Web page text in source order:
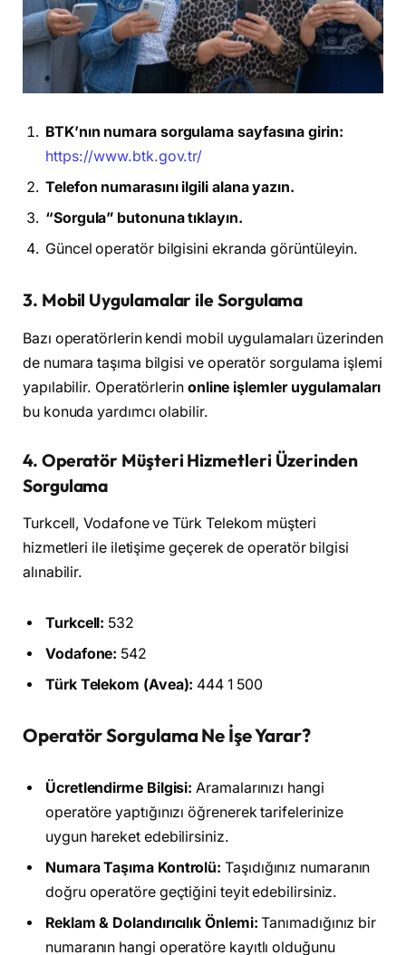
BTK’nın numara sorgulama sayfasına girin:
https://www.btk.gov.tr/
Telefon numarasını ilgili alana yazın.
“Sorgula” butonuna tıklayın.
Güncel operatör bilgisini ekranda görüntüleyin.
3. Mobil Uygulamalar ile Sorgulama
Bazı operatörlerin kendi mobil uygulamaları üzerinden
de numara taşıma bilgisi ve operatör sorgulama işlemi
yapılabilir. Operatörlerin online işlemler uygulamaları
bu konuda yardımcı olabilir.
4. Operatör Müşteri Hizmetleri Üzerinden
Sorgulama
Turkcell, Vodafone ve Türk Telekom müşteri
hizmetleri ile iletişime geçerek de operatör bilgisi
alınabilir.
Turkcell: 532
Vodafone: 542
Türk Telekom (Avea): 444 1 500
Operatör Sorgulama Ne İşe Yarar?
Ücretlendirme Bilgisi: Aramalarınızı hangi
operatöre yaptığınızı öğrenerek tarifelerinize
uygun hareket edebilirsiniz.
Numara Taşıma Kontrolü: Taşıdığınız numaranın
doğru operatöre geçtiğini teyit edebilirsiniz.
Reklam & Dolandırıcılık Önlemi: Tanımadığınız bir
numaranın hangi operatöre kayıtlı olduğunu